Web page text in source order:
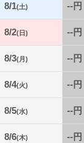
8/1(土) --円
8/2(日) --円
8/3(月) --円
8/4(火) --円
8/5(水) --円
8/6(木) --円